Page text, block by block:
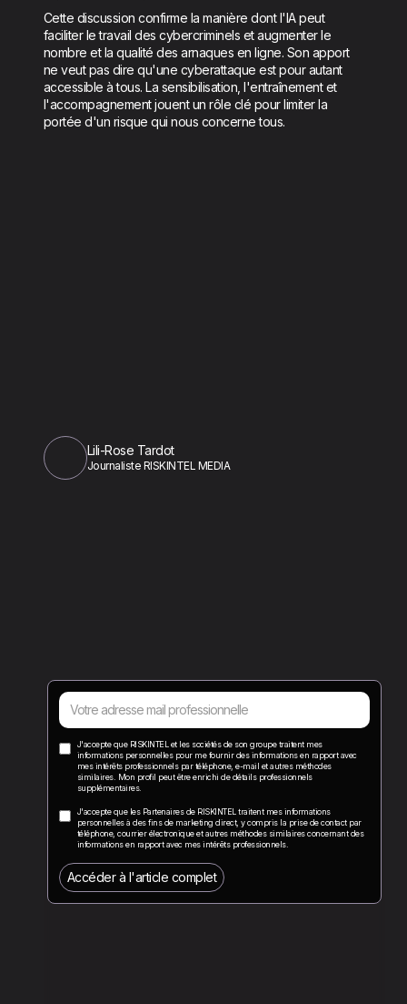
Cette discussion confirme la manière dont l'IA peut
faciliter le travail des cybercriminels et augmenter le
nombre et la qualité des arnaques en ligne. Son apport
ne veut pas dire qu'une cyberattaque est pour autant
accessible à tous. La sensibilisation, l'entraînement et
l'accompagnement jouent un rôle clé pour limiter la
portée d'un risque qui nous concerne tous.
Lili-Rose Tardot
Journaliste RISKINTEL MEDIA
J'accepte que RISKINTEL et les sociétés de son groupe traitent mes
informations personnelles pour me fournir des informations en rapport avec
mes intérêts professionnels par téléphone, e-mail et autres méthodes
similaires. Mon profil peut être enrichi de détails professionnels
supplémentaires.
J'accepte que les Partenaires de RISKINTEL traitent mes informations
personnelles à des fins de marketing direct, y compris la prise de contact par
téléphone, courrier électronique et autres méthodes similaires concernant des
informations en rapport avec mes intérêts professionnels.